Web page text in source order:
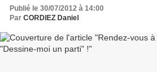
Publié le 30/07/2012 à 14:00
Par CORDIEZ Daniel